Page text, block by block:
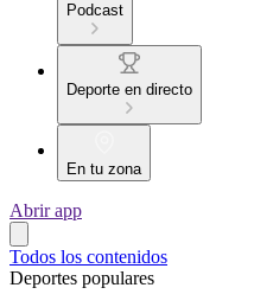
Podcast
Deporte en directo
En tu zona
Abrir app
Todos los contenidos
Deportes populares